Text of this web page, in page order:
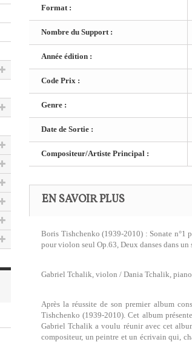
Format :
Nombre du Support :
Année édition :
Code Prix :
Genre :
Date de Sortie :
Compositeur/Artiste Principal :
EN SAVOIR PLUS
Boris Tishchenko (1939-2010) : Sonate
pour violon seul Op.63, Deux danses dans
Gabriel Tchalik, violon / Dania Tchalik, piano
Après la réussite de son premier album
Tishchenko (1939-2010). Cet album
Gabriel Tchalik a voulu réunir avec cet
compositeur, un peintre et un écrivain qui,